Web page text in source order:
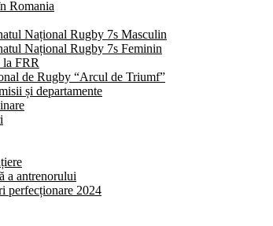
Romania
Național Rugby 7s Masculin
Național Rugby 7s Feminin
FRR
de Rugby “Arcul de Triumf”
și departamente
a antrenorului
perfecționare 2024